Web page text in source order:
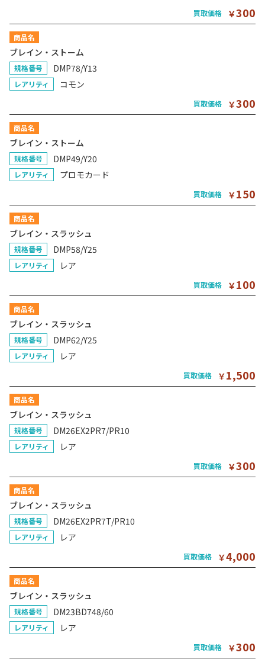
買取価格 ￥300
商品名
ブレイン・ストーム
規格番号 DMP78/Y13
レアリティ コモン
買取価格 ￥300
商品名
ブレイン・ストーム
規格番号 DMP49/Y20
レアリティ プロモカード
買取価格 ￥150
商品名
ブレイン・スラッシュ
規格番号 DMP58/Y25
レアリティ レア
買取価格 ￥100
商品名
ブレイン・スラッシュ
規格番号 DMP62/Y25
レアリティ レア
買取価格 ￥1,500
商品名
ブレイン・スラッシュ
規格番号 DM26EX2PR7/PR10
レアリティ レア
買取価格 ￥300
商品名
ブレイン・スラッシュ
規格番号 DM26EX2PR7T/PR10
レアリティ レア
買取価格 ￥4,000
商品名
ブレイン・スラッシュ
規格番号 DM23BD748/60
レアリティ レア
買取価格 ￥300